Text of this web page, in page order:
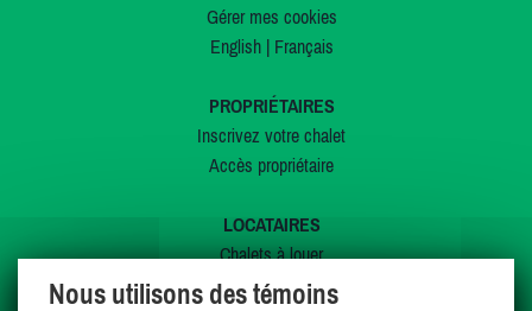
Gérer mes cookies
English| Français
PROPRIÉTAIRES
Inscrivez votre chalet
Accès propriétaire
LOCATAIRES
Chalets à louer
Chalets à vendre
Nous utilisons des témoins